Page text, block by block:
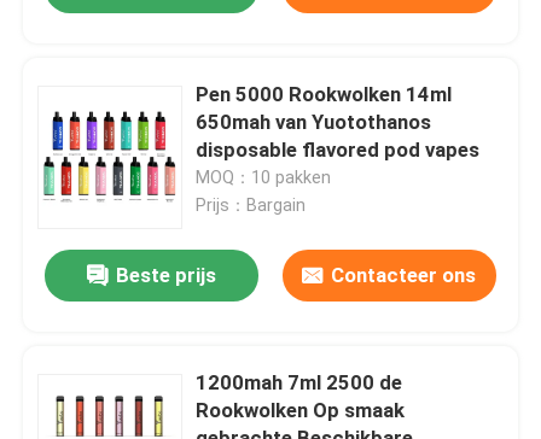
Kwaliteitscontrole
Contact de V.S.
Verzoek om een Citaat
Beschikbare Peul Vapes
Pen 5000 Rookwolken 14ml
650mah van Yuotothanos
disposable flavored pod vapes
MOQ：10 pakken
Prijs：Bargain
Beste prijs Contacteer ons
1200mah 7ml 2500 de
Rookwolken Op smaak